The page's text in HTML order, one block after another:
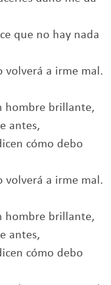
que no hay nada
volverá a irme mal.
hombre brillante,
antes,
cómo debo
volverá a irme mal.
hombre brillante,
antes,
cómo debo